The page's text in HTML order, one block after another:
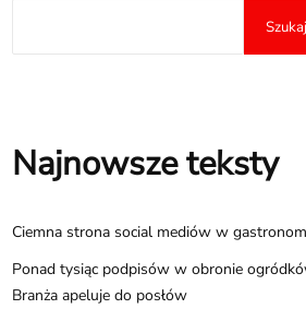
Szukaj
Najnowsze teksty
Ciemna strona social mediów w
Ponad tysiąc podpisów w obronie
Branża apeluje do posłów